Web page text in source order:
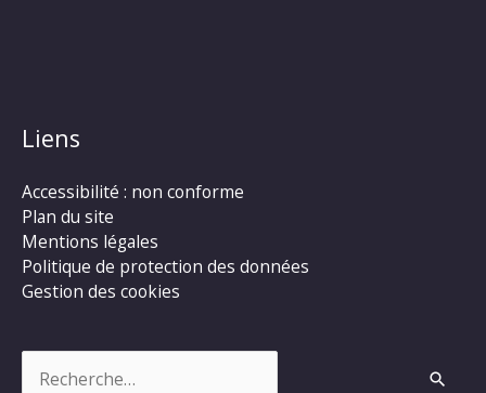
Liens
Accessibilité : non conforme
Plan du site
Mentions légales
Politique de protection des données
Gestion des cookies